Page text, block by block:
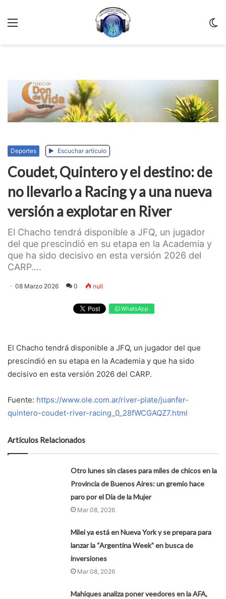
Deportes Escuchar artículo
Coudet, Quintero y el destino: de
no llevarlo a Racing y a una nueva
versión a explotar en River
El Chacho tendrá disponible a JFQ, un jugador
del que prescindió en su etapa en la Academia y
que ha sido decisivo en esta versión 2026 del
CARP....
08 Marzo 2026 0 null
WhatsApp
El Chacho tendrá disponible a JFQ, un jugador del que
prescindió en su etapa en la Academia y que ha sido
decisivo en esta versión 2026 del CARP.
Fuente: https://www.ole.com.ar/river-plate/juanfer-
quintero-coudet-river-racing_0_28fWCGAQZ7.html
Artículos Relacionados
Otro lunes sin clases para miles de chicos en la
Provincia de Buenos Aires: un gremio hace
paro por el Día de la Mujer
Mar 08, 2026
Milei ya está en Nueva York y se prepara para
lanzar la “Argentina Week” en busca de
inversiones
Mar 08, 2026
Mahiques analiza poner veedores en la AFA,